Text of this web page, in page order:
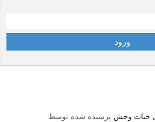
حیات وحش پرسیده شده توسط